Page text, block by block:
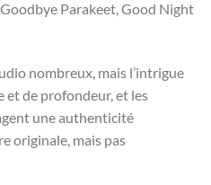
Parakeet, Good Night
nombreux, mais l’intrigue
et de profondeur, et les
une authenticité
originale, mais pas